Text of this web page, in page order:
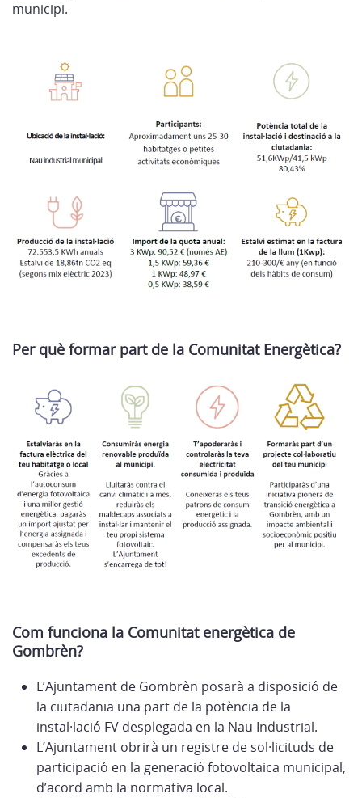
municipi.
Per què formar part de la Comunitat Energètica?
Com funciona la Comunitat energètica de
Gombrèn?
L’Ajuntament de Gombrèn posarà a disposició de
la ciutadania una part de la potència de la
instal·lació FV desplegada en la Nau Industrial.
L’Ajuntament obrirà un registre de sol·licituds de
participació en la generació fotovoltaica municipal,
d’acord amb la normativa local.